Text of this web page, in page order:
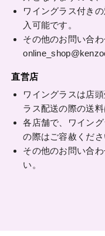
ワイングラス付き
入可能です。
その他のお問い合わ
直営店
ワイングラスは店
ラス配送の際の送料
各店舗で、ワイン
の際はご容赦くださ
その他のお問い合わ
い。